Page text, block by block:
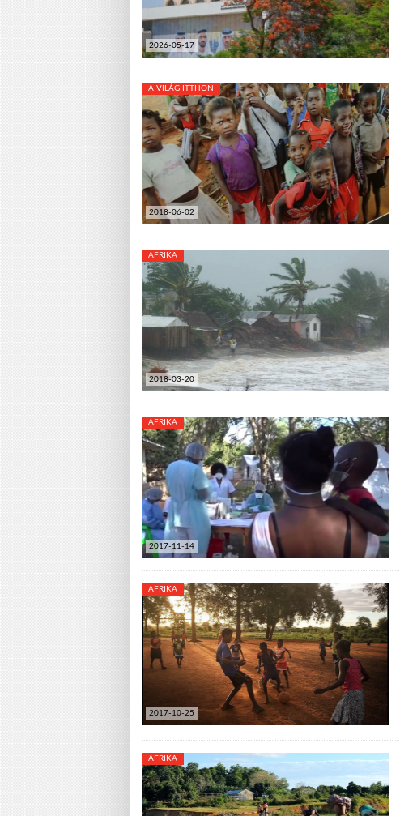
2026-05-17
2018-06-02
A VILÁG ITTHON
2018-03-20
AFRIKA
2017-11-14
AFRIKA
2017-10-25
AFRIKA
AFRIKA